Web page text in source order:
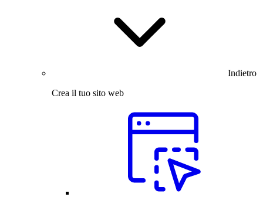
Indietro
Crea il tuo sito web